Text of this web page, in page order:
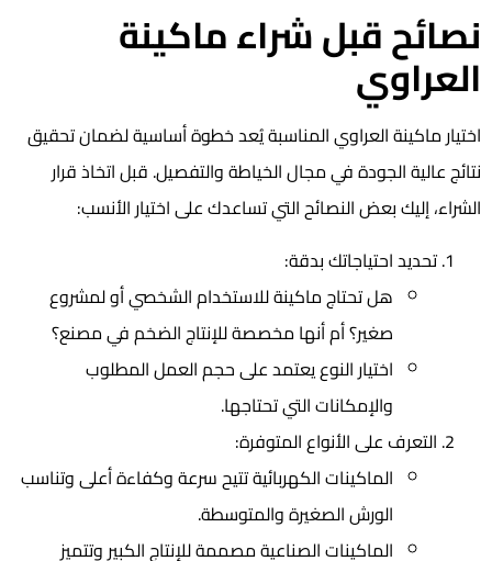
نصائح قبل شراء ماكينة
العراوي
اختيار ماكينة العراوي المناسبة يُعد خطوة أساسية لضمان تحقيق
نتائج عالية الجودة في مجال الخياطة والتفصيل. قبل اتخاذ قرار
الشراء، إليك بعض النصائح التي تساعدك على اختيار الأنسب:
تحديد احتياجاتك بدقة:
هل تحتاج ماكينة للاستخدام الشخصي أو لمشروع
صغير؟ أم أنها مخصصة للإنتاج الضخم في مصنع؟
اختيار النوع يعتمد على حجم العمل المطلوب
والإمكانات التي تحتاجها.
التعرف على الأنواع المتوفرة:
الماكينات الكهربائية تتيح سرعة وكفاءة أعلى وتناسب
الورش الصغيرة والمتوسطة.
الماكينات الصناعية مصممة للإنتاج الكبير وتتميز